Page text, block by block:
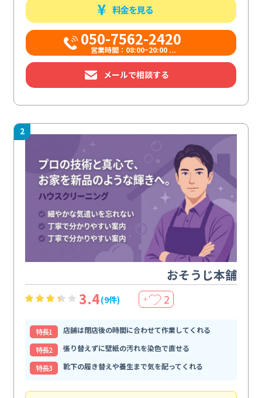
料金を見る
050-7562-2420
営業時間：08:00~20:00 ...
メールで相談する
2
おそうじ本舗
3.4(9件) ＋ 2
特⻑1
店舗は閉店後の時間に合わせて作業してくれる
特⻑2
張り替えずに壁紙の汚れを染色で直せる
特⻑3
靴下の履き替えや養生まで気を配ってくれる